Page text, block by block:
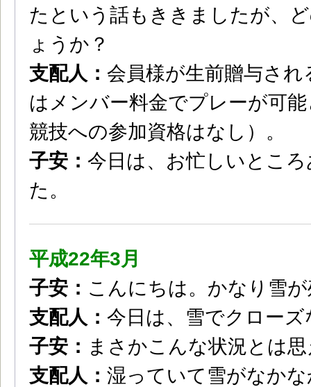
たという話もききましたが、
ょうか？
支配人： 会員様が生前贈与さ
はメンバー料金でプレーが可
競技への参加資格はなし）。
子安： 今日は、お忙しいとこ
た。
平成22年3月
子安： こんにちは。かなり雪
支配人： 今日は、雪でクロー
子安： まさかこんな状況とは
支配人： 湿っていて雪がなか